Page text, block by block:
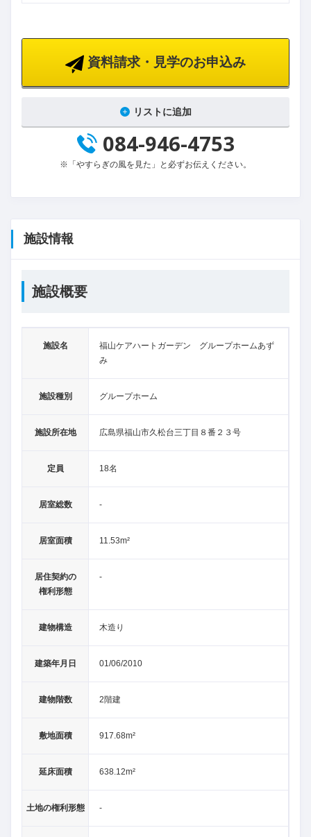
資料請求・見学のお申込み
リストに追加
084-946-4753
※「やすらぎの風を見た」と必ずお伝えください。
施設情報
施設概要
施設名
福山ケアハートガーデン グループホームあず
み
施設種別 グループホーム
施設所在地 広島県福山市久松台三丁目８番２３号
定員 18名
居室総数 -
居室面積 11.53m²
居住契約の
権利形態
-
建物構造 木造り
建築年月日 01/06/2010
建物階数 2階建
敷地面積 917.68m²
延床面積 638.12m²
土地の権利形態 -